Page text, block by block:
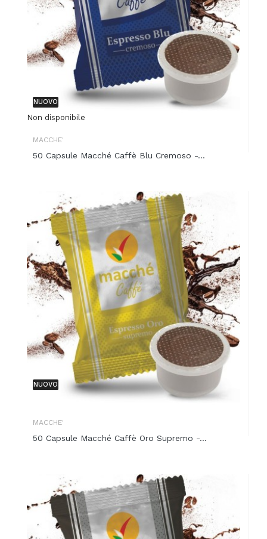
NUOVO
Non disponibile
MACCHE'
50 Capsule Macché Caffè Blu Cremoso -...
NUOVO
MACCHE'
50 Capsule Macché Caffè Oro Supremo -...